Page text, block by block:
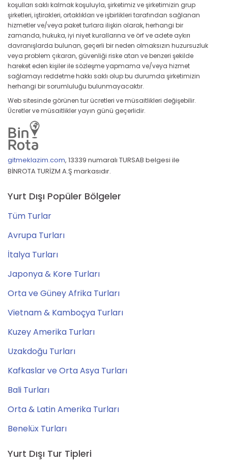
koşulları saklı kalmak koşuluyla, şirketimiz ve şirketimizin grup
şirketleri, iştirakleri, ortaklıkları ve işbirlikleri tarafından sağlanan
hizmetler ve/veya paket turlara ilişkin olarak, herhangi bir
zamanda, hukuka, iyi niyet kurallarına ve örf ve adete aykırı
davranışlarda bulunan, geçerli bir neden olmaksızın huzursuzluk
veya problem çıkaran, güvenliği riske atan ve benzeri şekilde
hareket eden kişiler ile sözleşme yapmama ve/veya hizmet
sağlamayı reddetme hakkı saklı olup bu durumda şirketimizin
herhangi bir sorumluluğu bulunmayacaktır.
Web sitesinde görünen tur ücretleri ve müsaitlikleri değişebilir.
Ücretler ve müsaitlikler yayın günü geçerlidir.
gitmeklazim.com, 13339 numaralı TURSAB belgesi ile
BİNROTA TURİZM A.Ş markasıdır.
Yurt Dışı Popüler Bölgeler
Tüm Turlar
Avrupa Turları
İtalya Turları
Japonya & Kore Turları
Orta ve Güney Afrika Turları
Vietnam & Kamboçya Turları
Kuzey Amerika Turları
Uzakdoğu Turları
Kafkaslar ve Orta Asya Turları
Bali Turları
Orta & Latin Amerika Turları
Benelüx Turları
Yurt Dışı Tur Tipleri